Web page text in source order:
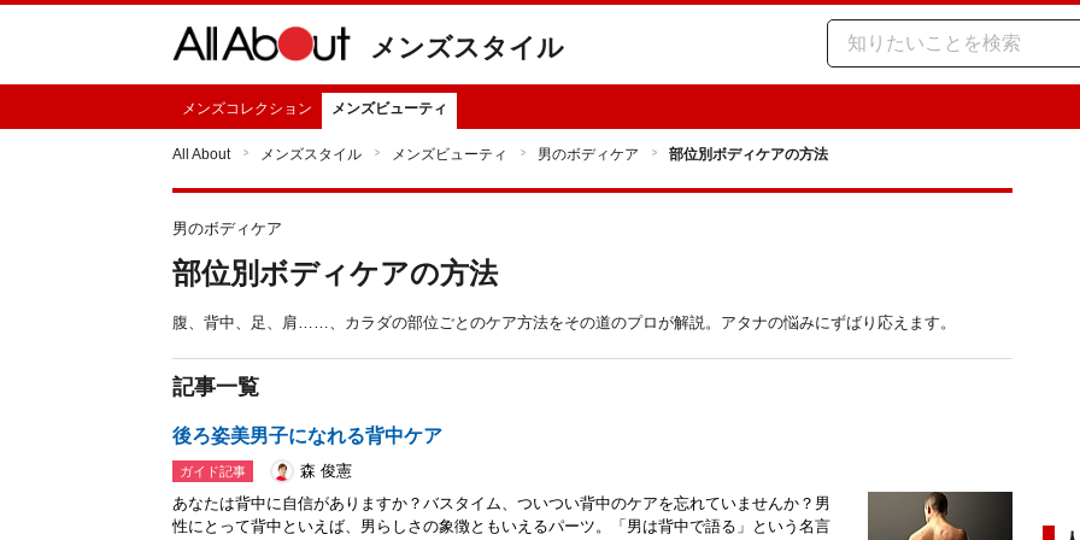
メンズスタイル
メンズコレクション メンズビューティ
All About メンズスタイル メンズビューティ 男のボディケア 部位別ボディケアの方法
男のボディケア
部位別ボディケアの方法
腹、背中、足、肩……、カラダの部位ごとのケア方法をその道のプロが解説。アタナの悩みにずばり応えます。
記事一覧
後ろ姿美男子になれる背中ケア
ガイド記事
森 俊憲
あなたは背中に自信がありますか？バスタイム、ついつい背中のケアを忘れていませんか？男
性にとって背中といえば、男らしさの象徴ともいえるパーツ。「男は背中で語る」という名言